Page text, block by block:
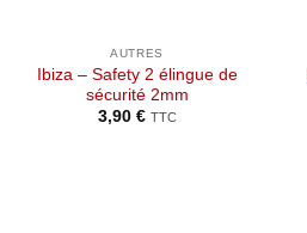
AUTRES
Ibiza – Safety 2 élingue de
sécurité 2mm
3,90 € TTC